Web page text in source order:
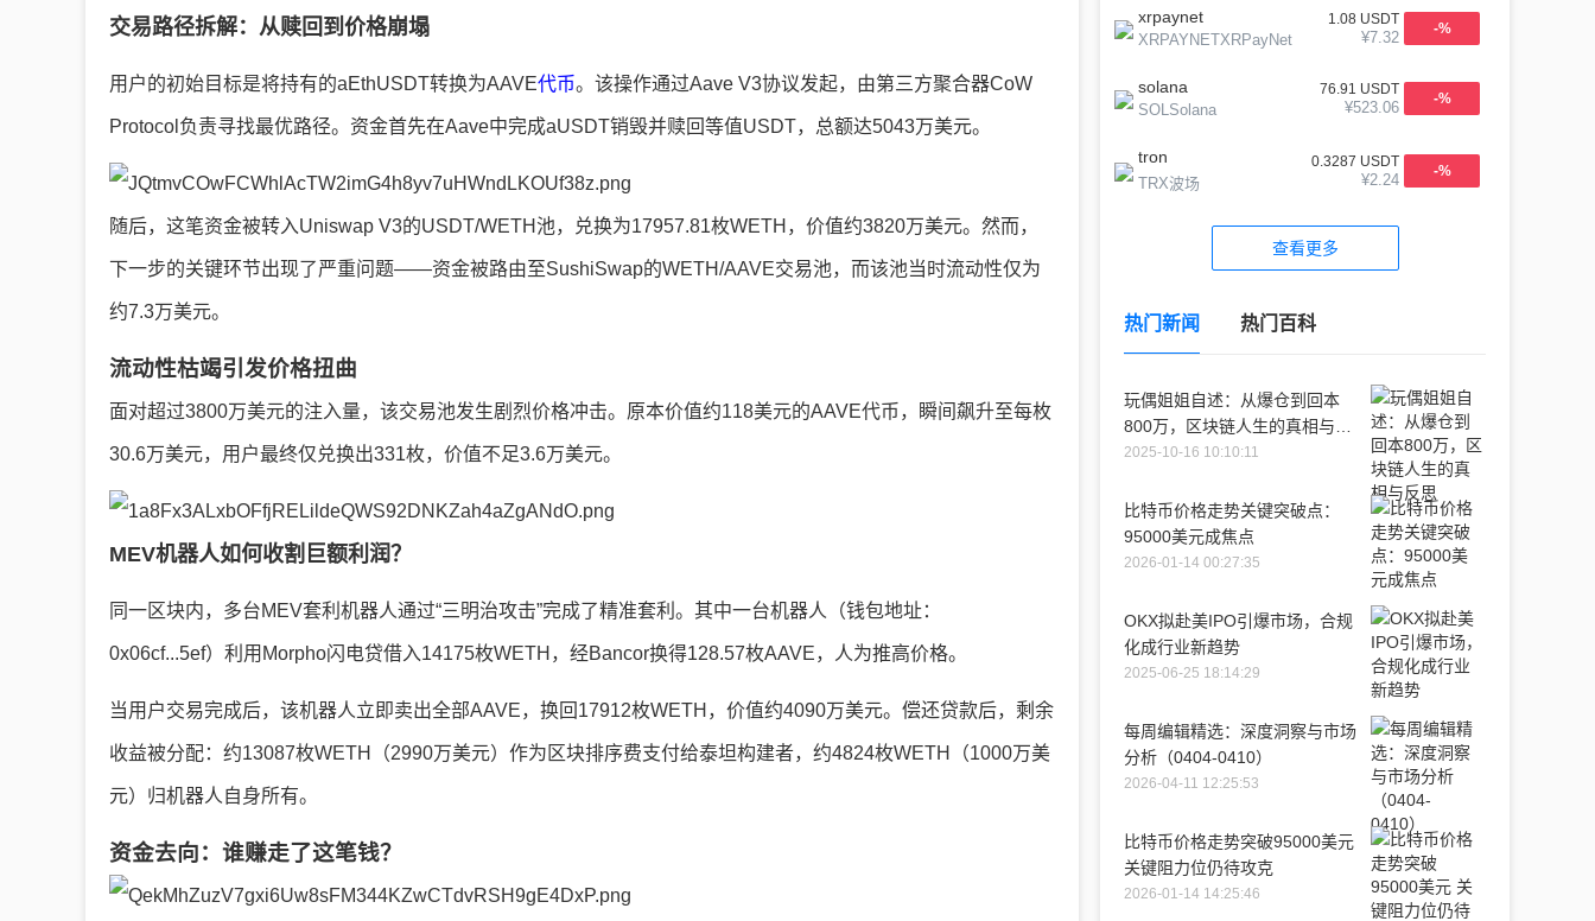
交易路径拆解：从赎回到价格崩塌
用户的初始目标是将持有的aEthUSDT转换为AAVE代币。该操作通过Aave V3协议发起，由第三方聚合器CoW
Protocol负责寻找最优路径。资金首先在Aave中完成aUSDT销毁并赎回等值USDT，总额达5043万美元。
随后，这笔资金被转入Uniswap V3的USDT/WETH池，兑换为17957.81枚WETH，价值约3820万美元。然而，
下一步的关键环节出现了严重问题——资金被路由至SushiSwap的WETH/AAVE交易池，而该池当时流动性仅为
约7.3万美元。
流动性枯竭引发价格扭曲
面对超过3800万美元的注入量，该交易池发生剧烈价格冲击。原本价值约118美元的AAVE代币，瞬间飙升至每枚
30.6万美元，用户最终仅兑换出331枚，价值不足3.6万美元。
MEV机器人如何收割巨额利润？
同一区块内，多台MEV套利机器人通过“三明治攻击”完成了精准套利。其中一台机器人（钱包地址：
0x06cf...5ef）利用Morpho闪电贷借入14175枚WETH，经Bancor换得128.57枚AAVE，人为推高价格。
当用户交易完成后，该机器人立即卖出全部AAVE，换回17912枚WETH，价值约4090万美元。偿还贷款后，剩余
收益被分配：约13087枚WETH（2990万美元）作为区块排序费支付给泰坦构建者，约4824枚WETH（1000万美
元）归机器人自身所有。
资金去向：谁赚走了这笔钱？
xrpaynet
XRPAYNETXRPayNet
1.08 USDT
¥7.32 -%
solana
SOLSolana
76.91 USDT
¥523.06 -%
tron
TRX波场
0.3287 USDT
¥2.24 -%
查看更多
热门新闻 热门百科
玩偶姐姐自述：从爆仓到回本
800万，区块链人生的真相与反
思
2025-10-16 10:10:11
比特币价格走势关键突破点：
95000美元成焦点
2026-01-14 00:27:35
OKX拟赴美IPO引爆市场，合规
化成行业新趋势
2025-06-25 18:14:29
每周编辑精选：深度洞察与市场
分析（0404-0410）
2026-04-11 12:25:53
比特币价格走势突破95000美元
关键阻力位仍待攻克
2026-01-14 14:25:46